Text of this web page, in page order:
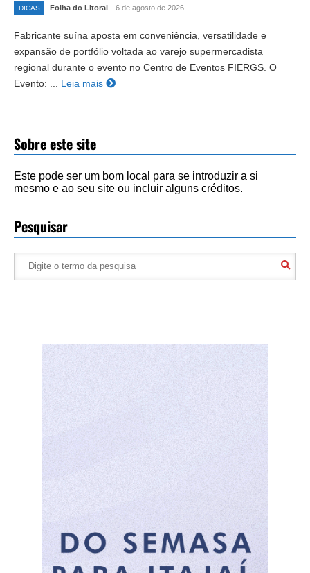
DICAS Folha do Litoral - 6 de agosto de 2026
Fabricante suína aposta em conveniência, versatilidade e
expansão de portfólio voltada ao varejo supermercadista
regional durante o evento no Centro de Eventos FIERGS. O
Evento: ...
Leia mais
Sobre este site
Este pode ser um bom local para se introduzir a si
mesmo e ao seu site ou incluir alguns créditos.
Pesquisar